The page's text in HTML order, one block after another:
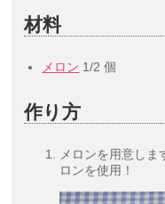
材料
メロン 1/2 個
作り方
メロンを用意しま
ロンを使用！